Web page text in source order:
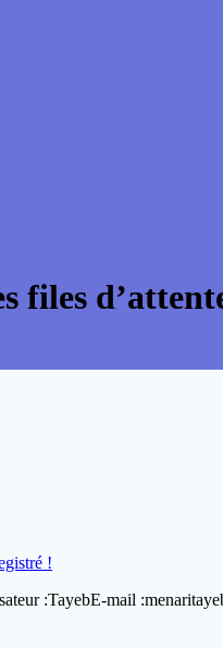
files
!
:TayebE-mail